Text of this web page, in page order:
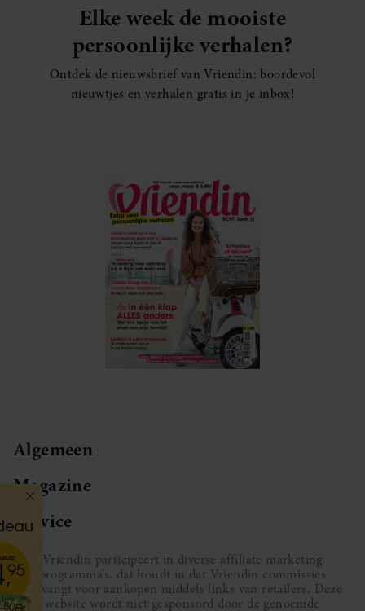
Elke week de mooiste
persoonlijke verhalen?
Ontdek de nieuwsbrief van Vriendin: boordevol
nieuwtjes en verhalen gratis in je inbox!
Algemeen
Magazine
Service
Vriendin participeert in diverse affiliate marketing
programma’s, dat houdt in dat Vriendin commissies
ontvangt voor aankopen middels links van retailers. Deze
website wordt niet gesponsord door de genoemde